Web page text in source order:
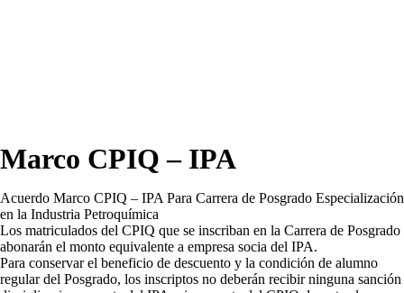
Marco CPIQ – IPA
Acuerdo Marco CPIQ – IPA Para Carrera de Posgrado Especialización
en la Industria Petroquímica
Los matriculados del CPIQ que se inscriban en la Carrera de Posgrado
abonarán el monto equivalente a empresa socia del IPA.
Para conservar el beneficio de descuento y la condición de alumno
regular del Posgrado, los inscriptos no deberán recibir ninguna sanción